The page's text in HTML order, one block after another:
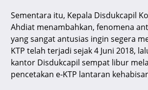
Sementara itu, Kepala Disdukcapil
Ahdiat menambahkan, fenomena
yang sangat antusias ingin segera
KTP telah terjadi sejak 4 Juni 2018,
kantor Disdukcapil sempat libur
pencetakan e-KTP lantaran